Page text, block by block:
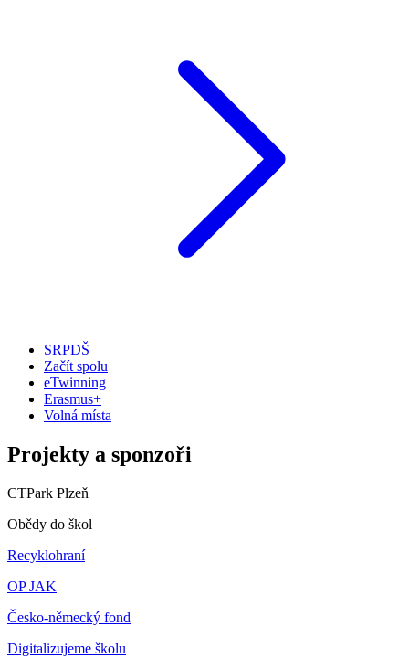
SRPDŠ
Začít spolu
eTwinning
Erasmus+
Volná místa
Projekty a sponzoři
CTPark Plzeň
Obědy do škol
Recyklohraní
OP JAK
Česko-německý fond
Digitalizujeme školu